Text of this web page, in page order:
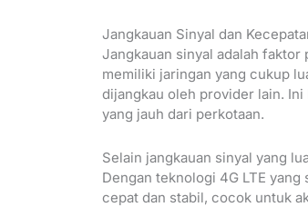
Jangkauan Sinyal dan
Jangkauan sinyal adalah
memiliki jaringan yang cukup
dijangkau oleh provider lain.
yang jauh dari perkotaan.
Selain jangkauan sinyal yang
Dengan teknologi 4G LTE
cepat dan stabil, cocok untuk